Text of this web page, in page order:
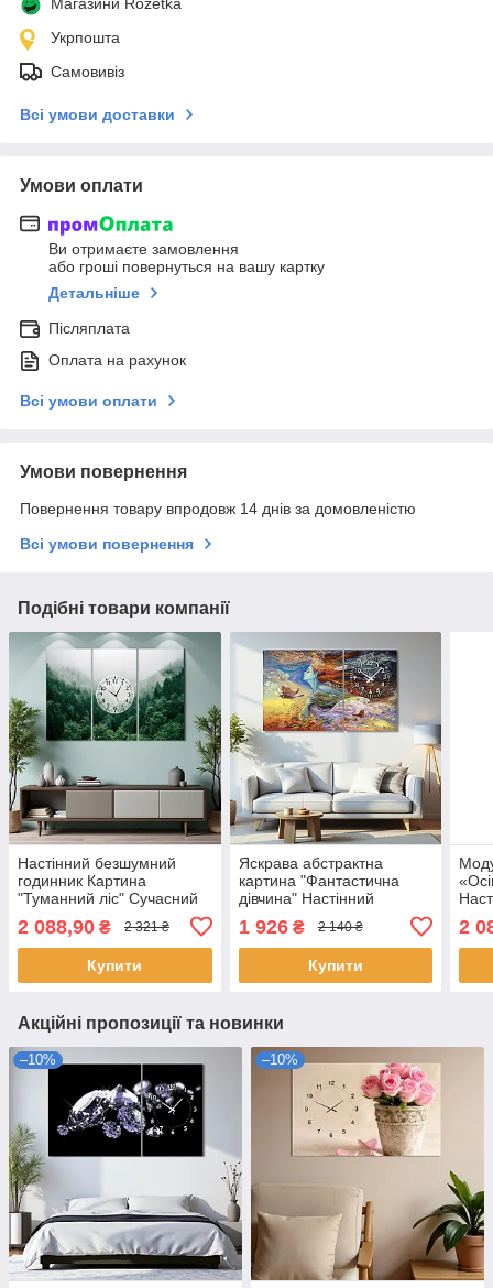
Укрпошта
Самовивіз
Всі умови доставки
Умови оплати
Ви отримаєте замовлення
або гроші повернуться на вашу картку
Детальніше
Післяплата
Оплата на рахунок
Всі умови оплати
Умови повернення
Повернення товару впродовж 14 днів за домовленістю
Всі умови повернення
Подібні товари компанії
Настінний безшумний
годинник Картина
"Туманний ліс" Сучасний
декор в інтер'єр Друк на
полотні 90х60 см з 3х
частин
2 088,90 ₴ 2 321 ₴
Купити
Яскрава абстрактна
картина "Фантастична
дівчина" Настінний
безшумний годинник для
сучасного інтер'єру
100х60 см з 2х частин
1 926₴ 2 140 ₴
Купити
з 3х
2
Акційні пропозиції та новинки
–10% –10%